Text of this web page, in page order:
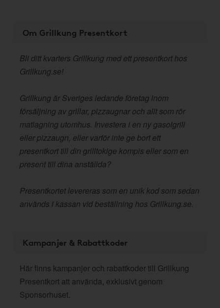
Om Grillkung Presentkort
Bli ditt kvarters Grillkung med ett presentkort hos
Grillkung.se!
Grillkung är Sveriges ledande företag inom
försäljning av grillar, pizzaugnar och allt som rör
matlagning utomhus. Investera i en ny gasolgrill
eller pizzaugn, eller varför inte ge bort ett
presentkort till din grilltokige kompis eller som en
present till dina anställda?
Presentkortet levereras som en unik kod som sedan
används i kassan vid beställning hos Grillkung.se.
Kampanjer & Rabattkoder
Här finns kampanjer och rabattkoder till Grillkung
Presentkort att använda, exklusivt genom
Sponsorhuset.